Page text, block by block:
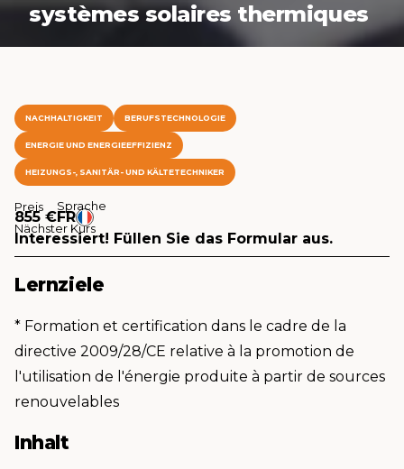
systèmes solaires thermiques
NACHHALTIGKEIT BERUFSTECHNOLOGIE
ENERGIE UND ENERGIEEFFIZIENZ
HEIZUNGS-, SANITÄR- UND KÄLTETECHNIKER
Preis
855 €
Sprache
FR
Nächster Kurs
Interessiert! Füllen Sie das Formular aus.
Lernziele
* Formation et certification dans le cadre de la
directive 2009/28/CE relative à la promotion de
l'utilisation de l'énergie produite à partir de sources
renouvelables
Inhalt